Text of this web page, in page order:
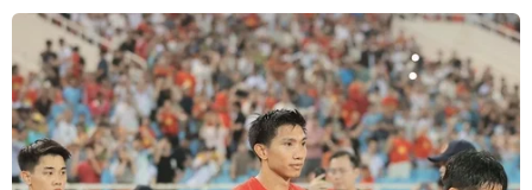
thế trong cuộc đua giàn vé vào bán kết. (Ảnh: Trọng
Đạt/TTXVN)
(TTXVN/Vietnam+)